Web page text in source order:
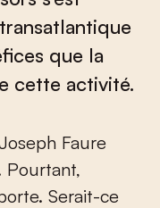
que la
cette activité.
Pourtant,
Serait-ce